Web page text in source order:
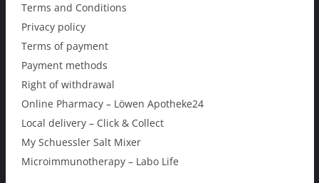
Terms and Conditions
Privacy policy
Terms of payment
Payment methods
Right of withdrawal
Online Pharmacy – Löwen Apotheke24
Local delivery – Click & Collect
My Schuessler Salt Mixer
Microimmunotherapy – Labo Life